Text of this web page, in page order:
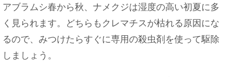
アブラムシ春から秋、ナメクジは湿度の高い初夏に多
く見られます。どちらもクレマチスが枯れる原因にな
るので、みつけたらすぐに専用の殺虫剤を使って駆除
しましょう。